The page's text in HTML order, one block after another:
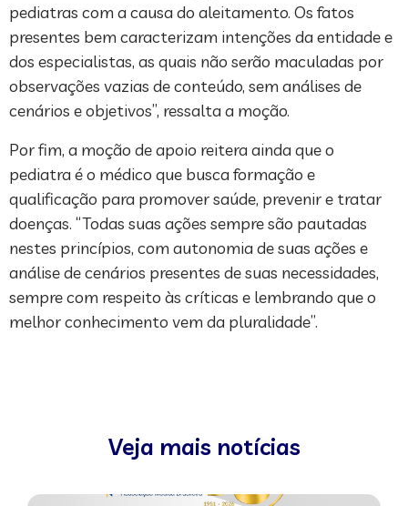
pediatras com a causa do aleitamento. Os fatos
presentes bem caracterizam intenções da entidade e
dos especialistas, as quais não serão maculadas por
observações vazias de conteúdo, sem análises de
cenários e objetivos”, ressalta a moção.
Por fim, a moção de apoio reitera ainda que o
pediatra é o médico que busca formação e
qualificação para promover saúde, prevenir e tratar
doenças. “Todas suas ações sempre são pautadas
nestes princípios, com autonomia de suas ações e
análise de cenários presentes de suas necessidades,
sempre com respeito às críticas e lembrando que o
melhor conhecimento vem da pluralidade”.
Veja mais notícias